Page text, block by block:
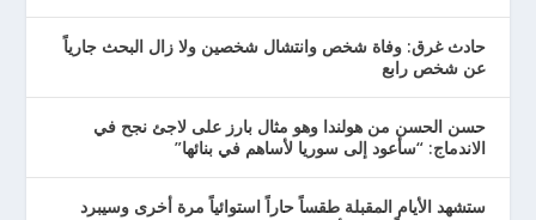
حادث غرق: وفاة شخص وانتشال شخصين ولا زال البحث جارياً
عن شخص رابع
حسن الحسن من هولندا وهو مثال بارز على لاجئ نجح في
الاندماج: “سأعود إلى سوريا لأساهم في بنائها”
ستشهد الأيام المقبلة طقساً حاراً استوائياً مرة أخرى وسيبرد